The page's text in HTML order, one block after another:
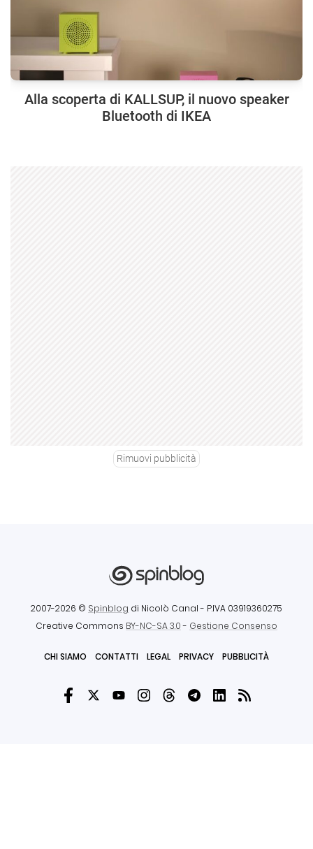
Alla scoperta di KALLSUP, il nuovo speaker
Bluetooth di IKEA
Rimuovi pubblicità
2007-2026 © Spinblog di Nicolò Canal - P.IVA 03919360275
Creative Commons BY-NC-SA 3.0- Gestione Consenso
CHI SIAMO CONTATTI LEGAL PRIVACY PUBBLICITÀ